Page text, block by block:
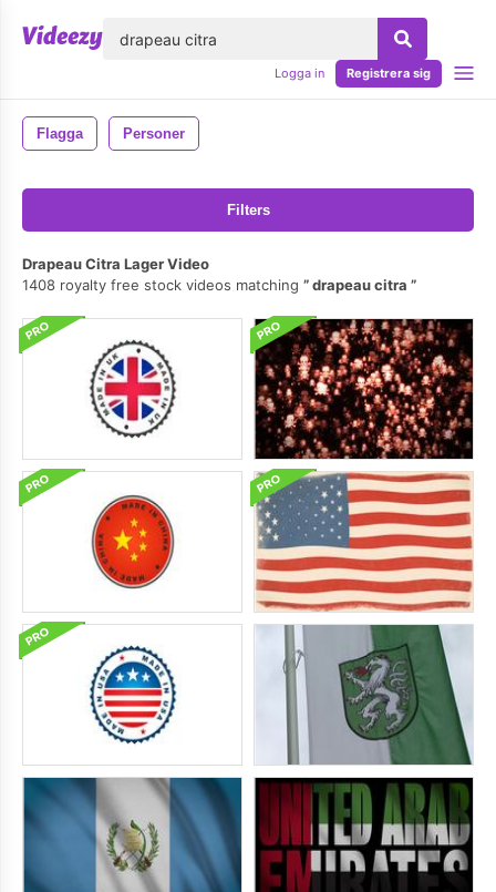
Logga in Registrera sig
Flagga Personer
Filters
Drapeau Citra Lager Video
1408 royalty free stock videos matching
drapeau citra